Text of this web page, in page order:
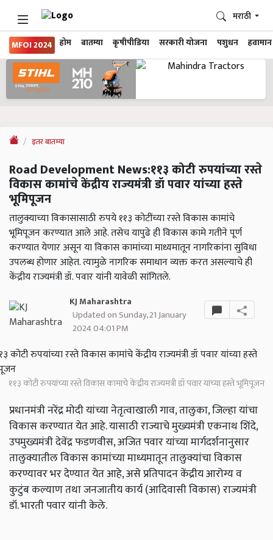
MFOI 2024 होम बातम्या कृषीपीडिया सरकारी योजना पशुधन हवामान
मराठी
इतर बातम्या
Road Development News:११३ कोटी रुपयांच्या रस्ते
विकास कामांचे केंद्रीय राज्यमंत्री डॉ पवार यांच्या हस्ते
भूमिपूजन
तालुक्याच्या विकासासाठी रुपये ११३ कोटींच्या रस्ते विकास कामांचे
भूमिपूजन करण्यात आले आहे. तसेच यापुढे ही विकास कामे गतीने पूर्ण
करण्यात येणार असून या विकास कामांच्या माध्यमातून नागरिकांना सुविधा
उपलब्ध होणार आहेत. त्यामुळे नागरिक समाधान व्यक्त करत असल्याचे ही
केंद्रीय राज्यमंत्री डॉ. पवार यांनी यावेळी सांगितले.
KJ Maharashtra
Updated on Sunday, 21 January
2024 04:01 PM
११३ कोटी रुपयांच्या रस्ते विकास कामांचे केंद्रीय राज्यमंत्री डॉ पवार यांच्या हस्ते भूमिपूजन
प्रधानमंत्री नरेंद्र मोदी यांच्या नेतृत्वाखाली गाव, तालुका, जिल्हा यांचा
विकास करण्यात येत आहे. यासाठी राज्याचे मुख्यमंत्री एकनाथ शिंदे,
उपमुख्यमंत्री देवेंद्र फडणवीस, अजित पवार यांच्या मार्गदर्शनानुसार
तालुक्यातील विकास कामांच्या माध्यमातून तालुक्यांचा विकास
करण्यावर भर देण्यात येत आहे, असे प्रतिपादन केंद्रीय आरोग्य व
कुटुंब कल्याण तथा जनजातीय कार्य (आदिवासी विकास) राज्यमंत्री
डॉ. भारती पवार यांनी केले.